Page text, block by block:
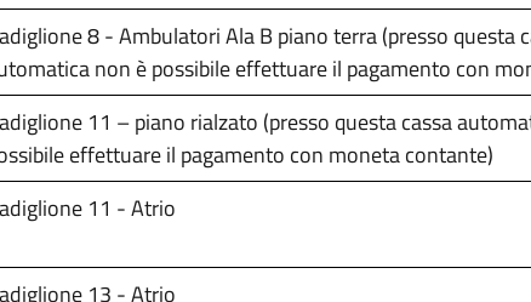
8 - Ambulatori Ala B piano terra (presso questa
non è possibile effettuare il pagamento con
11 – piano rialzato (presso questa cassa
effettuare il pagamento con moneta contante)
11 - Atrio
13 - Atrio